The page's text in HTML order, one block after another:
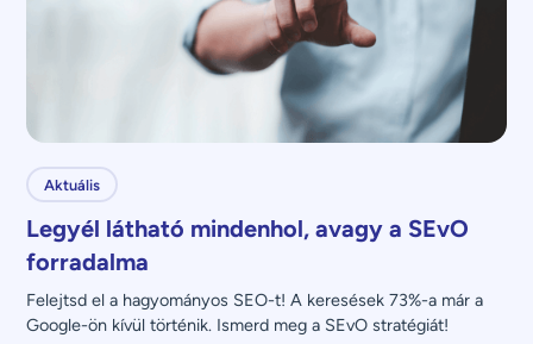
Aktuális
Legyél látható mindenhol, avagy a SEvO
forradalma
Felejtsd el a hagyományos SEO-t! A keresések 73%-a már a
Google-ön kívül történik. Ismerd meg a SEvO stratégiát!